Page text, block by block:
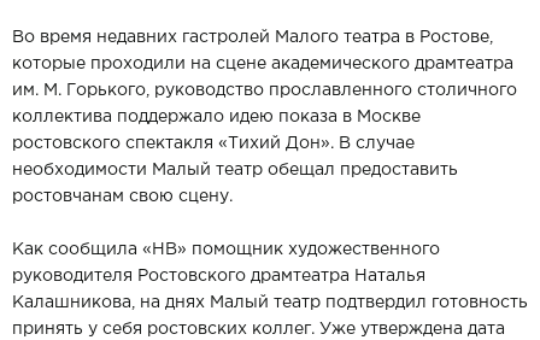
Во время недавних гастролей Малого театра в Ростове,
которые проходили на сцене академического драмтеатра
им. М. Горького, руководство прославленного столичного
коллектива поддержало идею показа в Москве
ростовского спектакля «Тихий Дон». В случае
необходимости Малый театр обещал предоставить
ростовчанам свою сцену.
Как сообщила «НВ» помощник художественного
руководителя Ростовского драмтеатра Наталья
Калашникова, на днях Малый театр подтвердил готовность
принять у себя ростовских коллег. Уже утверждена дата